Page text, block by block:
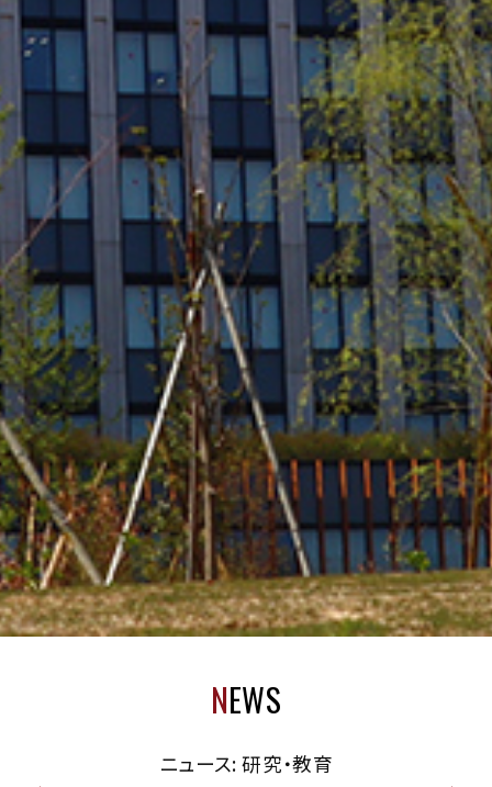
NEWS
ニュース: 研究・教育